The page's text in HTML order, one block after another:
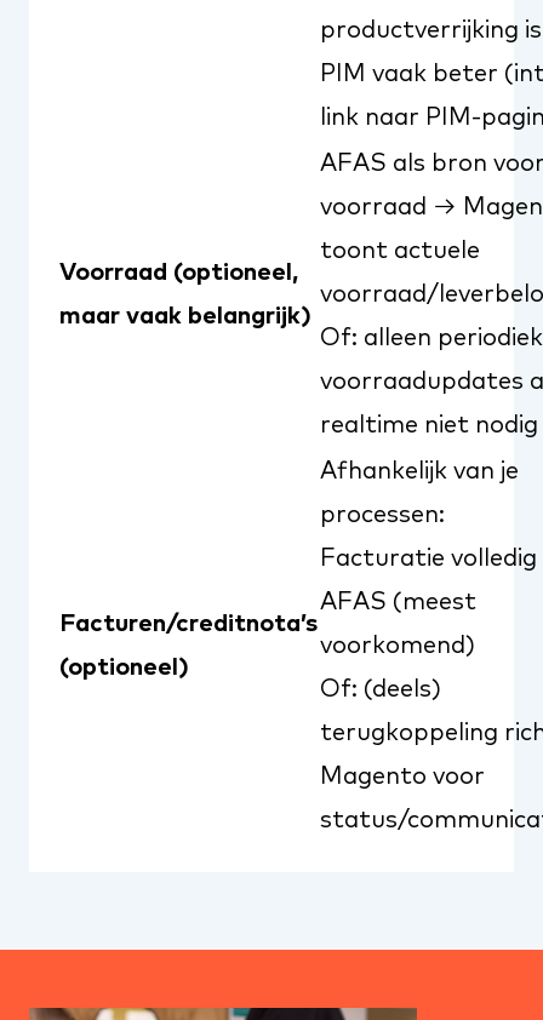
productverrijking
PIM vaak beter
link naar PIM-
Voorraad (optioneel,
maar vaak belangrijk)
AFAS als bron
voorraad →
toont actuele
voorraad/
Of: alleen
voorraadupdates
realtime niet nodig
Facturen/creditnota’s
(optioneel)
Afhankelijk van je
processen:
Facturatie volledig
AFAS (meest
voorkomend)
Of: (deels)
terugkoppeling
Magento voor
status/